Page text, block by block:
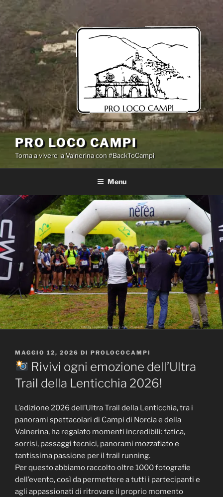
Salta
contenuto
PRO LOCO CAMPI
Torna a vivere la Valnerina con #BackToCampi
Menu
PUBBLICATO
IL
MAGGIO 12, 2026 DI PROLOCOCAMPI
Rivivi ogni emozione dell’Ultra
Trail della Lenticchia 2026!
L’edizione 2026 dell’Ultra Trail della Lenticchia, tra i
panorami spettacolari di Campi di Norcia e della
Valnerina, ha regalato momenti incredibili: fatica,
sorrisi, passaggi tecnici, panorami mozzafiato e
tantissima passione per il trail running.
Per questo abbiamo raccolto oltre 1000 fotografie
dell’evento, così da permettere a tutti i partecipanti e
agli appassionati di ritrovare il proprio momento